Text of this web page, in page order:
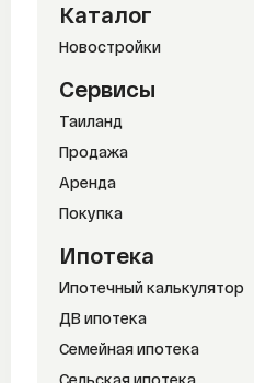
Каталог
Новостройки
Сервисы
Таиланд
Продажа
Аренда
Покупка
Ипотека
Ипотечный калькулятор
ДВ ипотека
Семейная ипотека
Сельская ипотека